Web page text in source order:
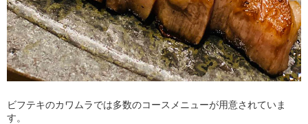
ビフテキのカワムラでは多数のコースメニューが用意されていま
す。